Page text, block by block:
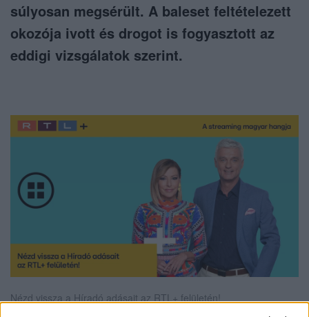
súlyosan megsérült. A baleset feltételezett
okozója ivott és drogot is fogyasztott az
eddigi vizsgálatok szerint.
Nézd vissza a Híradó adásait az RTL+ felületén!